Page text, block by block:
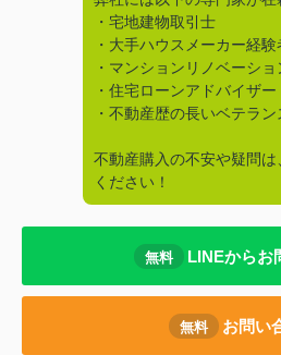
・宅地建物取引士
・大手ハウスメーカー経験
・マンションリノベーシ
・住宅ローンアドバイザー
・不動産歴の長いベテラン
不動産購入の不安や疑問
ください！
無料 LINEからお
無料 お問い